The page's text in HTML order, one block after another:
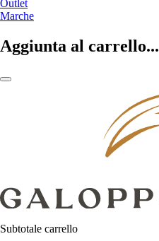
Outlet
Marche
Aggiunta al carrello...
Subtotale carrello